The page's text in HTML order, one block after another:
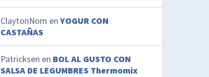
ClaytonNom enYOGUR CON
CASTAÑAS
Patricksen en BOL AL GUSTO CON
SALSA DE LEGUMBRES Thermomix